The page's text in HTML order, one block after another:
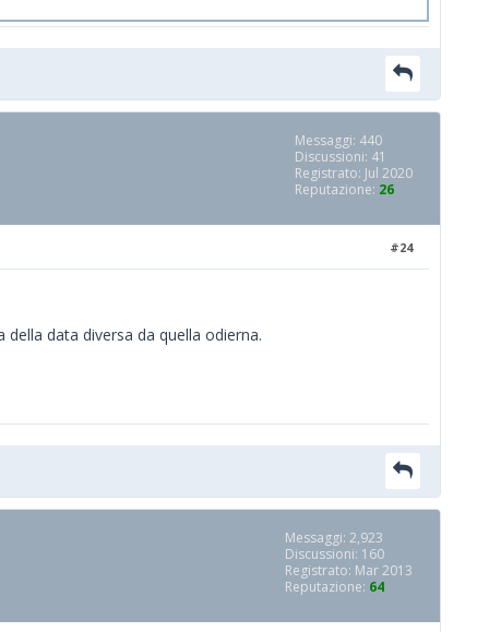
Messaggi: 440
Discussioni: 41
Registrato: Jul 2020
Reputazione: 26
#24
data diversa da quella odierna.
Messaggi: 2,923
Discussioni: 160
Registrato: Mar 2013
Reputazione: 64